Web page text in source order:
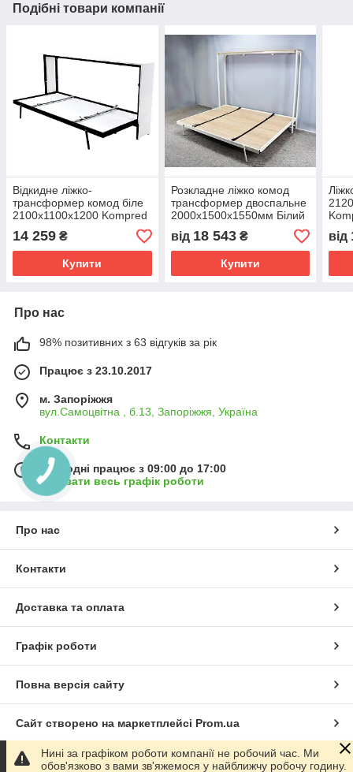
Подібні товари компанії
Відкидне ліжко-
трансформер комод біле
2100х1100х1200 Kompred
OL010/5
14 259 ₴
Купити
Розкладне ліжко комод
трансформер двоспальне
2000х1500х1550мм Білий
Kompred OL470
від 18 543₴
Купити
від
Про нас
98% позитивних з 63 відгуків за рік
Працює з 23.10.2017
м. Запоріжжя
вул.Самоцвітна , б.13, Запоріжжя, Україна
Контакти
Сьогодні працює з 09:00 до 17:00
Показати весь графік роботи
Про нас
Контакти
Доставка та оплата
Графік роботи
Повна версія сайту
Сайт створено на маркетплейсі Prom.ua
Політика конфіденційності
Нині за графіком роботи компанії не робочий час. Ми
обов'язково з вами зв'яжемося у найближчу робочу годину.